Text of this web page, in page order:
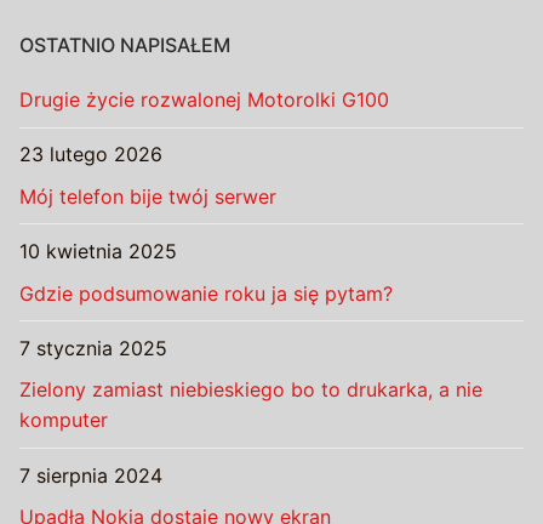
OSTATNIO NAPISAŁEM
Drugie życie rozwalonej Motorolki G100
23 lutego 2026
Mój telefon bije twój serwer
10 kwietnia 2025
Gdzie podsumowanie roku ja się pytam?
7 stycznia 2025
Zielony zamiast niebieskiego bo to drukarka, a nie
komputer
7 sierpnia 2024
Upadła Nokia dostaje nowy ekran